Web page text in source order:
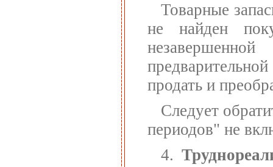
Товарные
не найден
продать и
Следует
периодов" не
4.